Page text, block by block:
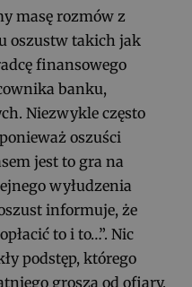
masę rozmów z
oszustw takich jak
finansowego
banku,
Niezwykle często
oszuści
jest to gra na
wyłudzenia
informuje, że
to i to…”. Nic
podstęp, którego
grosza od ofiary.